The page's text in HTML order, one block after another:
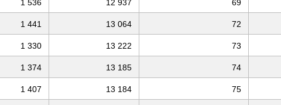
1 536 12 937 69
1 441 13 064 72
1 330 13 222 73
1 374 13 185 74
1 407 13 184 75